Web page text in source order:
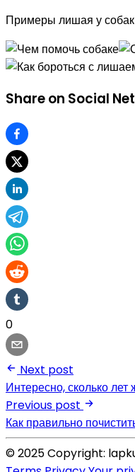
Примеры лишая у собак
Share on Social
0
Next post
Интересно, сколько лет
Previous post
Как правильно
© 2025 Copyright: